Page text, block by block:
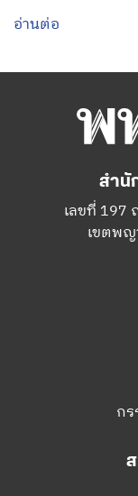
อ่านต่อ
สำนั
เลขที่ 197
เขตพญ
ก